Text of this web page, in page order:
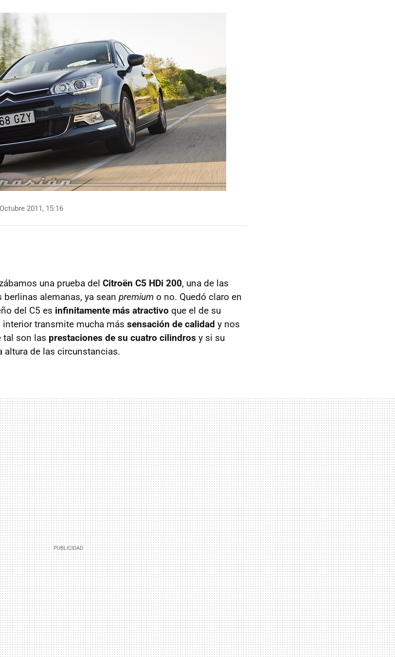
2011, 15:16
una prueba del Citroën C5 HDi 200, una de las
alemanas, ya sean premium o no. Quedó claro en
del C5 es infinitamente más atractivo que el de su
transmite mucha más sensación de calidad y nos
tal son las prestaciones de su cuatro cilindros y si su
altura de las circunstancias.